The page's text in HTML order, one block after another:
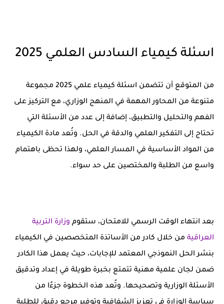
اسئلة كيمياء السادس العلمي 2025
من المتوقع أن تتضمن اسئلة كيمياء علمي 2025
مجموعة
متنوعة من المحاور المهمة في المنهج الوزاري، مع التركيز على
الفهم والتحليل والتطبيق، إضافة إلى عدد من الأسئلة التي
تحتاج إلى التفكير العلمي والدقة في الحل. وتُعد مادة الكيمياء
من المواد الأساسية في المسار العلمي، ولهذا تحظى باهتمام
واسع من الطلبة والمختصين على حد سواء.
بعد انتهاء الوقت الرسمي للامتحان، ستقوم وزارة التربية
العراقية من خلال كادر من الأساتذة المتخصصين في الكيمياء
بنشر الحل النموذجي المعتمد للإجابات، حيث يعمل هذا الكادر
ضمن لجان علمية مهنية تتمتع بخبرة طويلة في إعداد وتدقيق
الأسئلة الوزارية وتصحيحها. وتُعد هذه الخطوة جزءًا من